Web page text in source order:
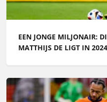
EEN JONGE MILJONAIR:
MATTHIJS DE LIGT IN 2024